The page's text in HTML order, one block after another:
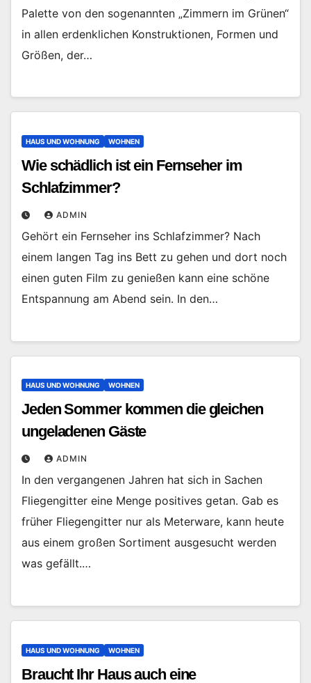
Palette von den sogenannten „Zimmern im Grünen“
in allen erdenklichen Konstruktionen, Formen und
Größen, der…
HAUS UND WOHNUNG WOHNEN
Wie schädlich ist ein Fernseher im
Schlafzimmer?
ADMIN
Gehört ein Fernseher ins Schlafzimmer? Nach
einem langen Tag ins Bett zu gehen und dort noch
einen guten Film zu genießen kann eine schöne
Entspannung am Abend sein. In den…
HAUS UND WOHNUNG WOHNEN
Jeden Sommer kommen die gleichen
ungeladenen Gäste
ADMIN
In den vergangenen Jahren hat sich in Sachen
Fliegengitter eine Menge positives getan. Gab es
früher Fliegengitter nur als Meterware, kann heute
aus einem großen Sortiment ausgesucht werden
was gefällt.…
HAUS UND WOHNUNG WOHNEN
Braucht Ihr Haus auch eine